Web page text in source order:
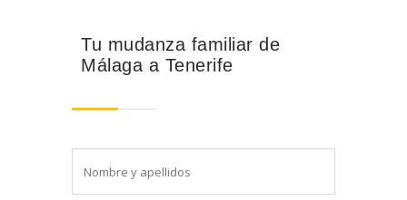
Tu mudanza familiar de
Málaga a Tenerife